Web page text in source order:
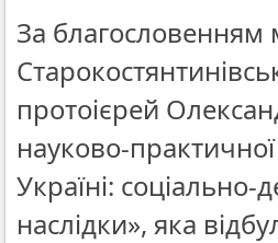
За благословенням
протоієрей
науково-
Україні: соціально-
наслідки», яка